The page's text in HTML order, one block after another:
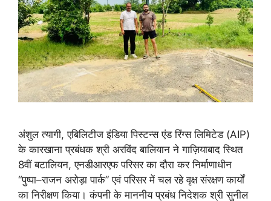
अंशुल त्यागी, एबिलिटीज इंडिया पिस्टन्स एंड रिंग्स लिमिटेड (AIP)
के कारखाना प्रबंधक श्री अरविंद बालियान ने गाज़ियाबाद स्थित
8वीं बटालियन, एनडीआरएफ परिसर का दौरा कर निर्माणाधीन
“पुष्पा–राजन अरोड़ा पार्क” एवं परिसर में चल रहे वृक्ष संरक्षण कार्यों
का निरीक्षण किया। कंपनी के माननीय प्रबंध निदेशक श्री सुनील